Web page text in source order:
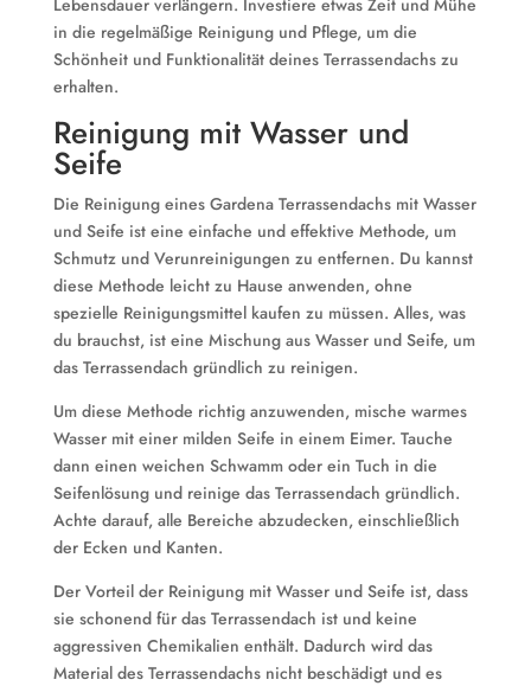
Lebensdauer verlängern. Investiere etwas Zeit und Mühe
in die regelmäßige Reinigung und Pflege, um die
Schönheit und Funktionalität deines Terrassendachs zu
erhalten.
Reinigung mit Wasser und
Seife
Die Reinigung eines Gardena Terrassendachs mit Wasser
und Seife ist eine einfache und effektive Methode, um
Schmutz und Verunreinigungen zu entfernen. Du kannst
diese Methode leicht zu Hause anwenden, ohne
spezielle Reinigungsmittel kaufen zu müssen. Alles, was
du brauchst, ist eine Mischung aus Wasser und Seife, um
das Terrassendach gründlich zu reinigen.
Um diese Methode richtig anzuwenden, mische warmes
Wasser mit einer milden Seife in einem Eimer. Tauche
dann einen weichen Schwamm oder ein Tuch in die
Seifenlösung und reinige das Terrassendach gründlich.
Achte darauf, alle Bereiche abzudecken, einschließlich
der Ecken und Kanten.
Der Vorteil der Reinigung mit Wasser und Seife ist, dass
sie schonend für das Terrassendach ist und keine
aggressiven Chemikalien enthält. Dadurch wird das
Material des Terrassendachs nicht beschädigt und es